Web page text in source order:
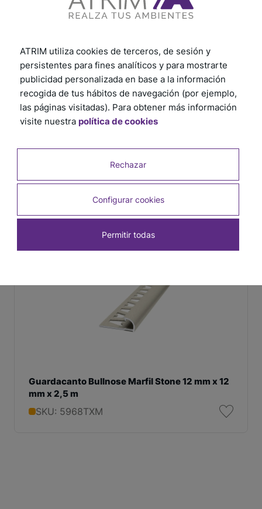
Guardacanto Bullnose Marfil Stone 12 mm x 12
mm x 2,5 m
SKU: 5968TXM
ATRIM utiliza cookies de terceros, de sesión y
persistentes para fines analíticos y para mostrarte
publicidad personalizada en base a la información
recogida de tus hábitos de navegación (por ejemplo,
las páginas visitadas). Para obtener más información
visite nuestra política de cookies
Rechazar
Configurar cookies
Permitir todas